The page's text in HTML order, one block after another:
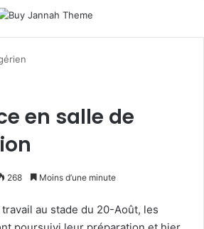
en salle de
268 Moins d’une minute
au stade du 20-Août, les